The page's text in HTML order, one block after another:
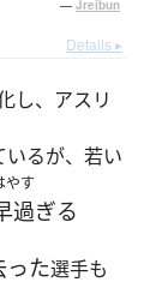
— Jreibun
Details ▸
し、アスリ
いるが、若い
やす
過ぎる
った選手も